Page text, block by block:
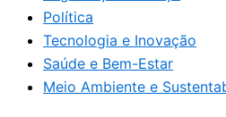
Política
Tecnologia e Inovação
Saúde e Bem-Estar
Meio Ambiente e